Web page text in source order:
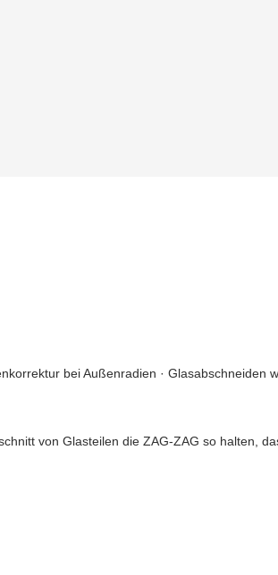
bei Außenradien · Glasabschneiden
von Glasteilen die ZAG-ZAG so halten,